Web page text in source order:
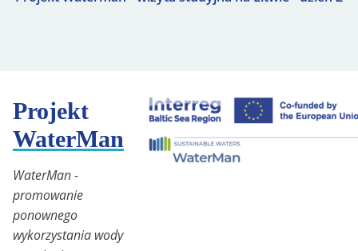
Projekt
WaterMan
WaterMan -
promowanie
ponownego
wykorzystania wody